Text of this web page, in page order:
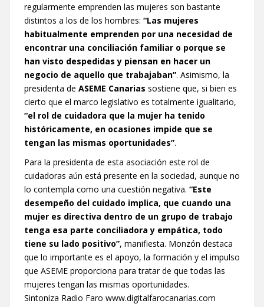
regularmente emprenden las mujeres son bastante
distintos a los de los hombres: “Las mujeres
habitualmente emprenden por una necesidad de
encontrar una conciliación familiar o porque se
han visto despedidas y piensan en hacer un
negocio de aquello que trabajaban”. Asimismo, la
presidenta de ASEME Canarias sostiene que, si bien es
cierto que el marco legislativo es totalmente igualitario,
“el rol de cuidadora que la mujer ha tenido
históricamente, en ocasiones impide que se
tengan las mismas oportunidades”.
Para la presidenta de esta asociación este rol de
cuidadoras aún está presente en la sociedad, aunque no
lo contempla como una cuestión negativa. “Este
desempeño del cuidado implica, que cuando una
mujer es directiva dentro de un grupo de trabajo
tenga esa parte conciliadora y empática, todo
tiene su lado positivo”, manifiesta. Monzón destaca
que lo importante es el apoyo, la formación y el impulso
que ASEME proporciona para tratar de que todas las
mujeres tengan las mismas oportunidades.
Sintoniza Radio Faro www.digitalfarocanarias.com